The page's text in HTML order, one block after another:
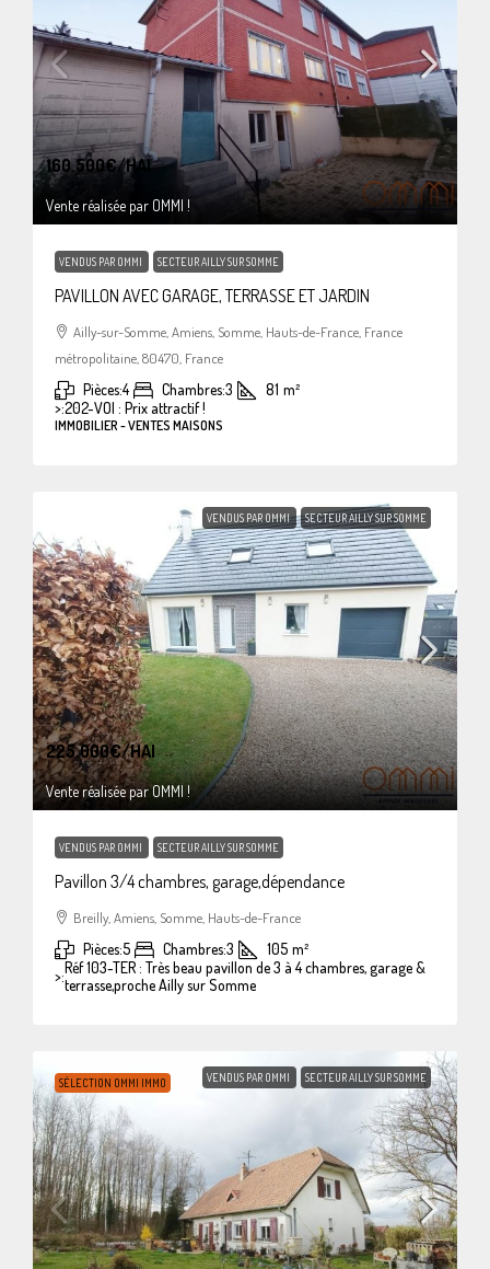
160.500€/HAI
Vente réalisée par OMMI !
VENDUS PAR OMMI SECTEUR AILLY SUR SOMME
PAVILLON AVEC GARAGE, TERRASSE ET JARDIN
Ailly-sur-Somme, Amiens, Somme, Hauts-de-France, France
métropolitaine, 80470, France
Pièces:4 Chambres:3 81 m²
>:202-VOI : Prix attractif !
IMMOBILIER - VENTES MAISONS
VENDUS PAR OMMI SECTEUR AILLY SUR SOMME
225.000€/HAI
Vente réalisée par OMMI !
VENDUS PAR OMMI SECTEUR AILLY SUR SOMME
Pavillon 3/4 chambres, garage,dépendance
Breilly, Amiens, Somme, Hauts-de-France
Pièces:5 Chambres:3 105 m²
>:Réf 103-TER : Très beau pavillon de 3 à 4 chambres, garage &
terrasse,proche Ailly sur Somme
SÉLECTION OMMI IMMO VENDUS PAR OMMI SECTEUR AILLY SUR SOMME